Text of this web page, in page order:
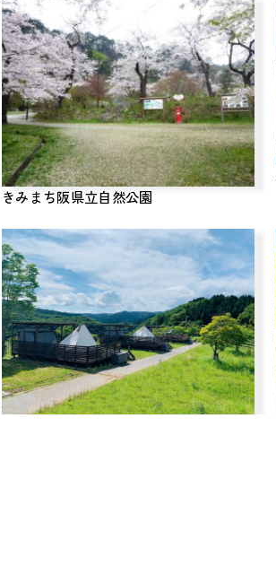
きみまち阪県立自然公園